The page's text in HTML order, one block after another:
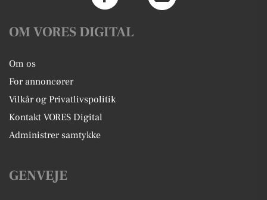
OM VORES DIGITAL
Om os
For annoncører
Vilkår og Privatlivspolitik
Kontakt VORES Digital
Administrer samtykke
GENVEJE